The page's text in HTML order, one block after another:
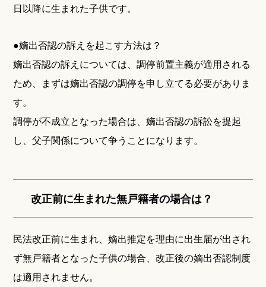
日以降に生まれた子供です。
●嫡出否認の訴えを起こす方法は？
嫡出否認の訴えについては、調停前置主義が適用される
ため、まずは嫡出否認の調停を申し立てる必要がありま
す。
調停が不成立となった場合は、嫡出否認の訴訟を提起
し、父子関係について争うことになります。
改正前に生まれた無戸籍者の場合は？
民法改正前に生まれ、嫡出推定を理由に出生届が出され
ず無戸籍者となった子供の場合、改正後の嫡出否認制度
は適用されません。